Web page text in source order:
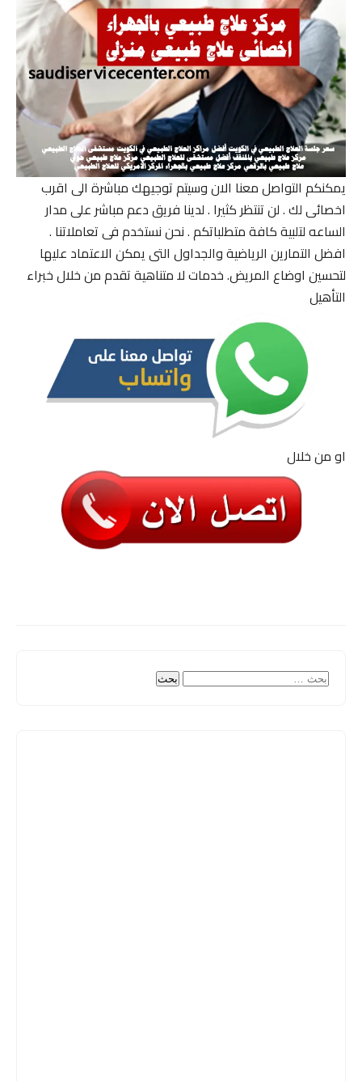
يمكنكم التواصل معنا الان وسيتم توجيهك مباشرة الى اقرب
اخصائى لك . لن تنتظر كثيرا . لدينا فريق دعم مباشر على مدار
الساعه لتلبية كافة متطلباتكم . نحن نستخدم فى تعاملاتنا .
افضل التمارين الرياضية والجداول التى يمكن الاعتماد عليها
لتحسين اوضاع المريض. خدمات لا متناهية تقدم من خلال خبراء
التأهيل
او من خلال
البحث